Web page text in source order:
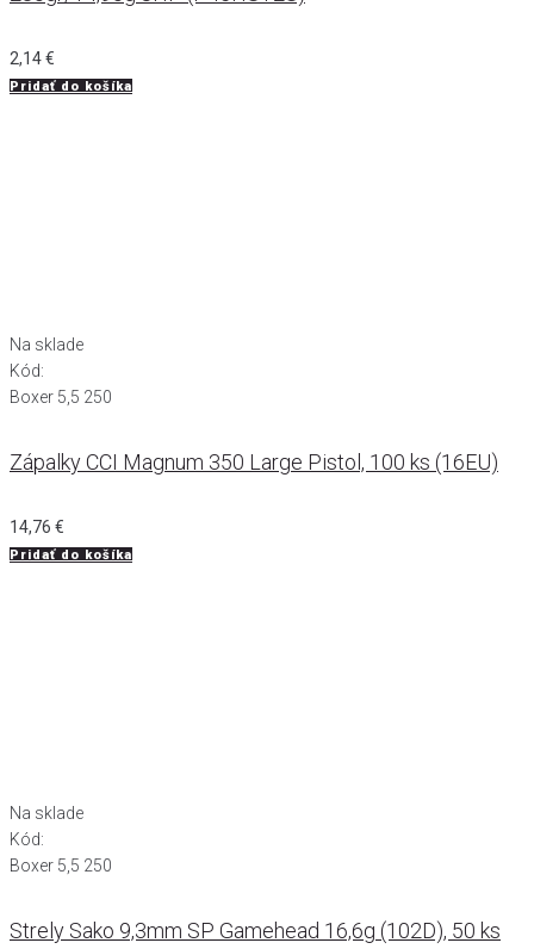
2,14€
Pridať do košíka
Na sklade
Kód:
Boxer 5,5 250
Zápalky CCI Magnum 350 Large Pistol, 100 ks (16EU)
14,76 €
Pridať do košíka
Na sklade
Kód:
Boxer 5,5 250
Strely Sako 9,3mm SP Gamehead 16,6g (102D), 50 ks